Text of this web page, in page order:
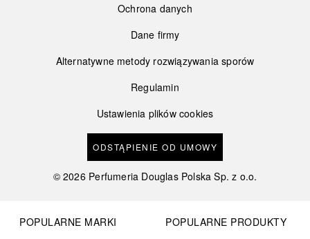
Ochrona danych
Dane firmy
Alternatywne metody rozwiązywania sporów
Regulamin
Ustawienia plików cookies
ODSTĄPIENIE OD UMOWY
©2026 Perfumeria Douglas Polska Sp. z o.o.
POPULARNE MARKI
POPULARNE PRODUKTY